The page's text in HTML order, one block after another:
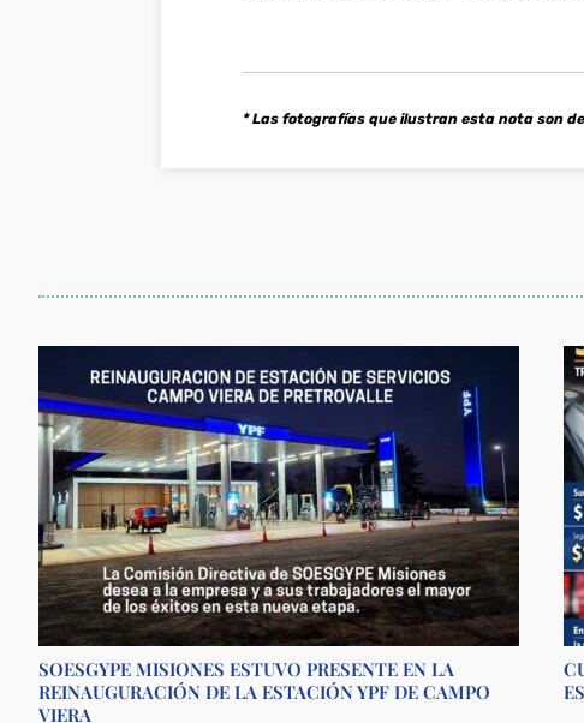
* Las fotografías que ilustran esta nota son
SOESGYPE MISIONES ESTUVO PRESENTE EN LA
REINAUGURACIÓN DE LA ESTACIÓN YPF DE CAMPO
VIERA